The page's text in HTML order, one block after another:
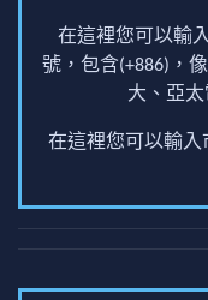
在這裡您可以輸
號，包含(+886)，
大、亞太
在這裡您可以輸